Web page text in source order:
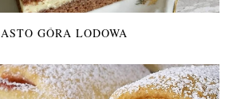
GÓRA LODOWA